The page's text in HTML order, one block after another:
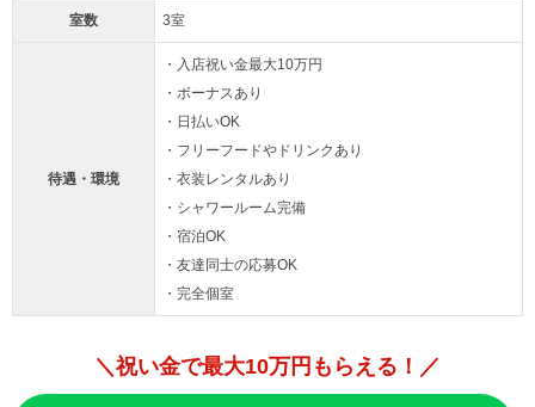
室数 3室
待遇・環境
・入店祝い金最大10万円
・ボーナスあり
・日払いOK
・フリーフードやドリンクあり
・衣装レンタルあり
・シャワールーム完備
・宿泊OK
・友達同士の応募OK
・完全個室
＼祝い金で最大10万円もらえる！／